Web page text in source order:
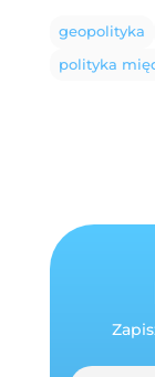
geopolityka
polityka